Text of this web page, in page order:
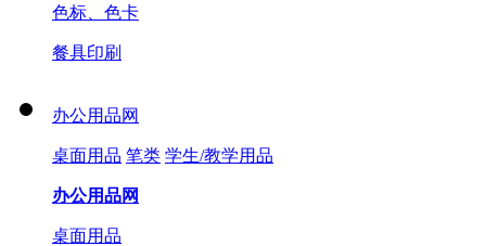
色标、色卡
餐具印刷
办公用品网
桌面用品 笔类 学生/教学用品
办公用品网
桌面用品